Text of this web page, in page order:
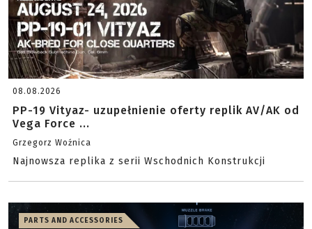
08.08.2026
PP-19 Vityaz- uzupełnienie oferty replik AV/AK od
Vega Force ...
Grzegorz Woźnica
Najnowsza replika z serii Wschodnich Konstrukcji
PARTS AND ACCESSORIES